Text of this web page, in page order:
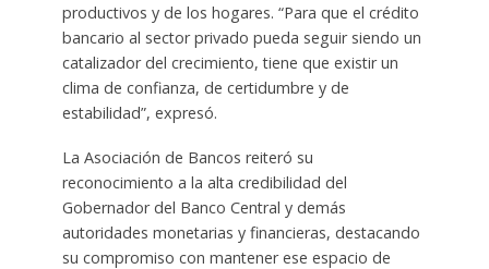
productivos y de los hogares. “Para que el crédito
bancario al sector privado pueda seguir siendo un
catalizador del crecimiento, tiene que existir un
clima de confianza, de certidumbre y de
estabilidad”, expresó.
La Asociación de Bancos reiteró su
reconocimiento a la alta credibilidad del
Gobernador del Banco Central y demás
autoridades monetarias y financieras, destacando
su compromiso con mantener ese espacio de